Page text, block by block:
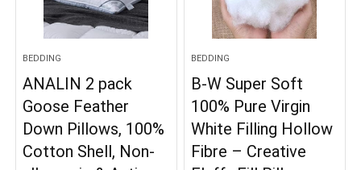
BEDDING
ANALIN 2 pack
Goose Feather
Down Pillows, 100%
Cotton Shell, Non-
BEDDING
B-W Super Soft
100% Pure Virgin
White Filling Hollow
Fibre – Creative